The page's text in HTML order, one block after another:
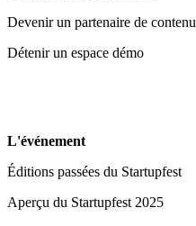
Devenir un partenaire de contenu
Détenir un espace démo
L'événement
Éditions passées du Startupfest
Aperçu du Startupfest 2025